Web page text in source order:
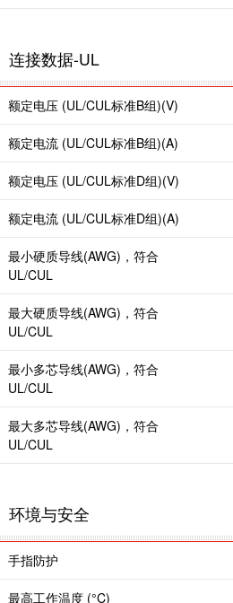
连接数据-UL
额定电压 (UL/CUL标准B组)(V)
额定电流 (UL/CUL标准B组)(A)
额定电压 (UL/CUL标准D组)(V)
额定电流 (UL/CUL标准D组)(A)
最小硬质导线(AWG)，符合
UL/CUL
最大硬质导线(AWG)，符合
UL/CUL
最小多芯导线(AWG)，符合
UL/CUL
最大多芯导线(AWG)，符合
UL/CUL
环境与安全
手指防护
最高工作温度 (°C)